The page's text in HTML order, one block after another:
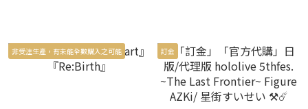
非受注生產，有未能全數購入之可能 訂金